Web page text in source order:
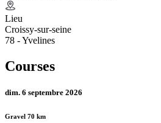
Lieu
Croissy-sur-seine
78 - Yvelines
Courses
dim. 6 septembre 2026
Gravel 70 km